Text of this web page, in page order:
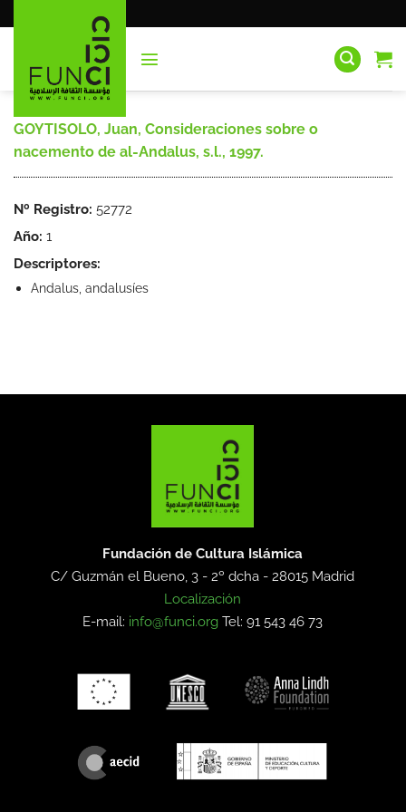
al
GOYTISOLO, Juan, Consideraciones sobre o
nacemento de al-Andalus, s.l., 1997.
Nº Registro: 52772
Año: 1
Descriptores:
Andalus, andalusíes
Fundación de Cultura Islámica
C/ Guzmán el Bueno, 3 - 2º dcha -28015 Madrid
Localización
E-mail: info@funci.org Tel: 91 543 46 73